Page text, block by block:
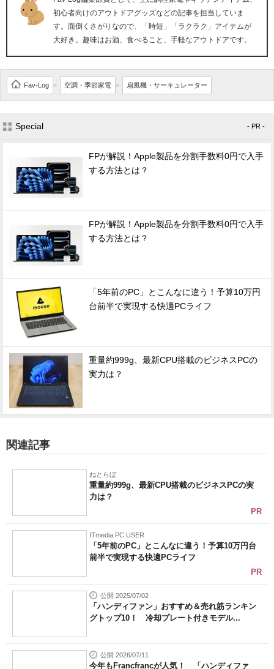
初心者向けのアウトドアグッズなどの記事を担当していま
す。面倒くさがりなので、「時短」「ラクラク」アイテムが
大好き。趣味はお酒、食べること、手軽なアウトドアです。
Fav-Log > 空調・季節家電 > 扇風機・サーキュレーター
Special - PR -
FPが解説！Apple製品を分割手数料0円で入手
する方法とは？
FPが解説！Apple製品を分割手数料0円で入手
する方法とは？
「5年前のPC」とこんなに違う！予算10万円
台前半で実現する快適PCライフ
重量約999g、最新CPU搭載のビジネスPCの
実力は？
関連記事
ねとらぼ
重量約999g、最新CPU搭載のビジネスPCの実
力は？
PR
ITmedia PC USER
「5年前のPC」とこんなに違う！予算10万円台
前半で実現する快適PCライフ
PR
公開 2025/07/02
「ハンディファン」おすすめ＆売れ筋ランキン
グトップ10！ 冷却プレート付きモデル...
公開 2026/07/11
今年もFrancfrancが人気！ 「ハンディファ